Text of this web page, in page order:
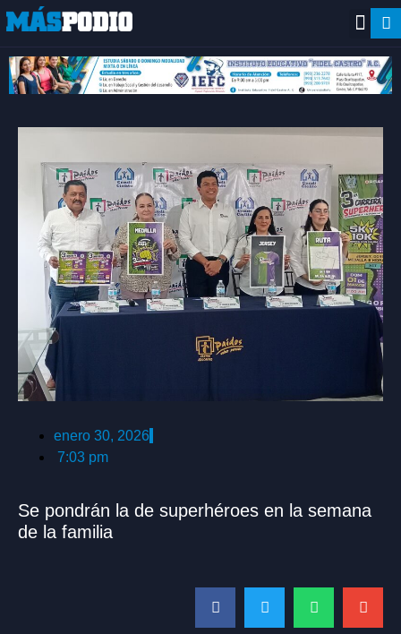
enero 30, 2026
7:03 pm
Se pondrán la de superhéroes en la semana
de la familia